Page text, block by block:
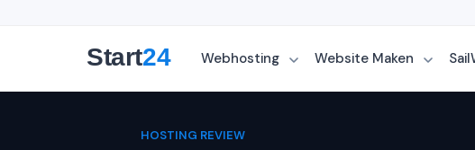
Webhosting Website Maken
HOSTING REVIEW